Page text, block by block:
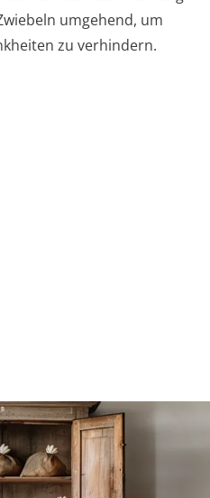
umgehend, um
zu verhindern.